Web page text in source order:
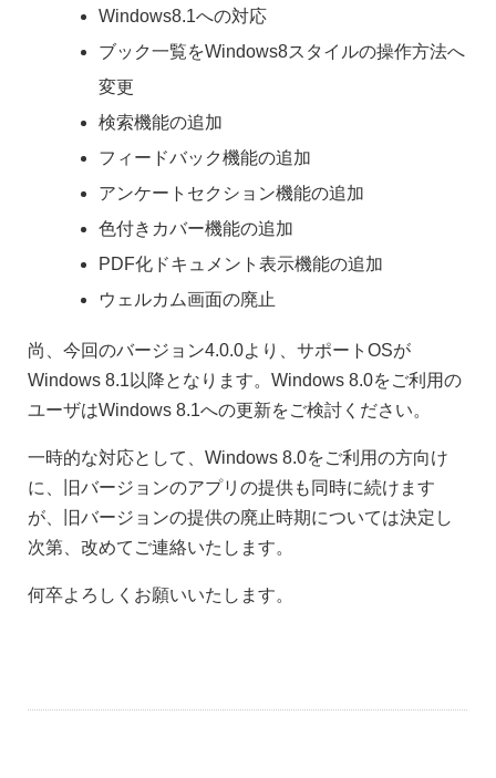
Windows8.1への対応
ブック一覧をWindows8スタイルの操作方法へ
変更
検索機能の追加
フィードバック機能の追加
アンケートセクション機能の追加
色付きカバー機能の追加
PDF化ドキュメント表示機能の追加
ウェルカム画面の廃止
尚、今回のバージョン4.0.0より、サポートOSが
Windows 8.1以降となります。Windows 8.0をご利用の
ユーザはWindows 8.1への更新をご検討ください。
一時的な対応として、Windows 8.0をご利用の方向け
に、旧バージョンのアプリの提供も同時に続けます
が、旧バージョンの提供の廃止時期については決定し
次第、改めてご連絡いたします。
何卒よろしくお願いいたします。